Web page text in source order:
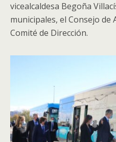
vicealcaldesa Begoña
municipales, el Consejo de
Comité de Dirección.